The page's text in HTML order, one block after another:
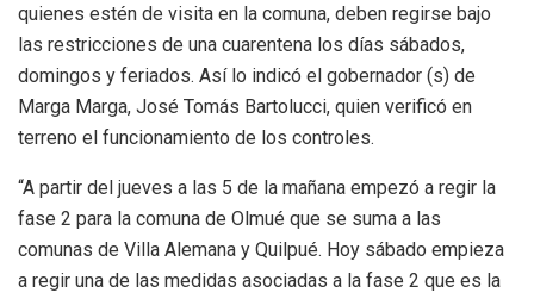
quienes estén de visita en la comuna, deben regirse bajo
las restricciones de una cuarentena los días sábados,
domingos y feriados. Así lo indicó el gobernador (s) de
Marga Marga, José Tomás Bartolucci, quien verificó en
terreno el funcionamiento de los controles.
“A partir del jueves a las 5 de la mañana empezó a regir la
fase 2 para la comuna de Olmué que se suma a las
comunas de Villa Alemana y Quilpué. Hoy sábado empieza
a regir una de las medidas asociadas a la fase 2 que es la